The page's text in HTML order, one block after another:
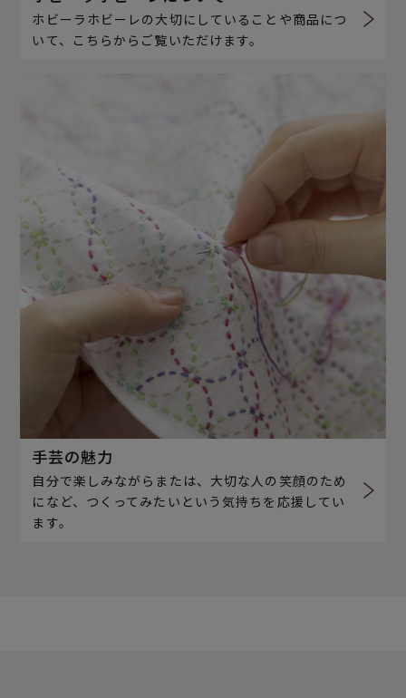
ホビーラホビーレの大切にしていることや商品につ
いて、こちらからご覧いただけます。
手芸の魅力
自分で楽しみながらまたは、大切な人の笑顔のため
になど、つくってみたいという気持ちを応援してい
ます。